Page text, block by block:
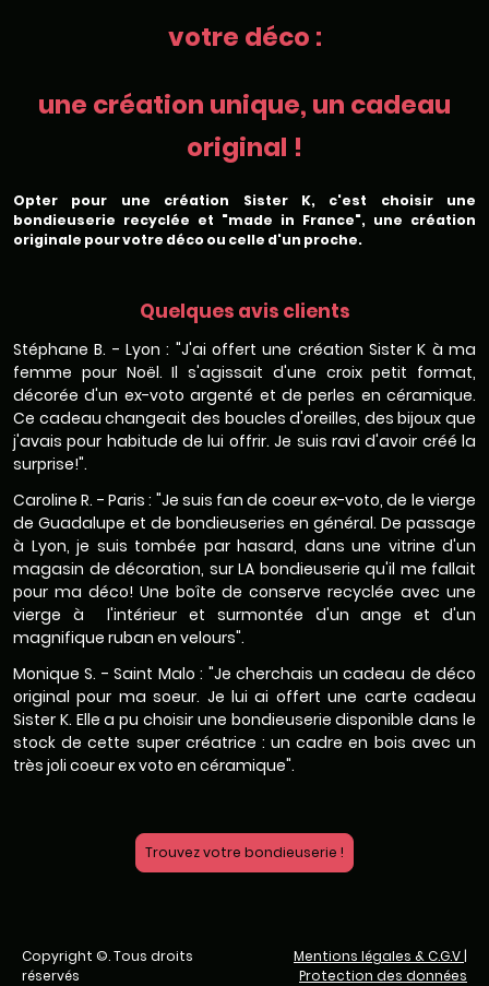
votre déco :
une création unique, un cadeau
original !
Opter pour une création Sister K, c'est choisir une
bondieuserie recyclée et "made in France", une création
originale pour votre déco ou celle d'un proche.
Quelques avis clients
Stéphane B. - Lyon : "J'ai offert une création Sister K à ma
femme pour Noël. Il s'agissait d'une croix petit format,
décorée d'un ex-voto argenté et de perles en céramique.
Ce cadeau changeait des boucles d'oreilles, des bijoux que
j'avais pour habitude de lui offrir. Je suis ravi d'avoir créé la
surprise!".
Caroline R. - Paris : "Je suis fan de coeur ex-voto, de le vierge
de Guadalupe et de bondieuseries en général. De passage
à Lyon, je suis tombée par hasard, dans une vitrine d'un
magasin de décoration, sur LA bondieuserie qu'il me fallait
pour ma déco! Une boîte de conserve recyclée avec une
vierge à l'intérieur et surmontée d'un ange et d'un
magnifique ruban en velours".
Monique S. - Saint Malo : "Je cherchais un cadeau de déco
original pour ma soeur. Je lui ai offert une carte cadeau
Sister K. Elle a pu choisir une bondieuserie disponible dans le
stock de cette super créatrice : un cadre en bois avec un
très joli coeur ex voto en céramique".
Trouvez votre bondieuserie !
Copyright ©. Tous droits
réservés
Mentions légales & C.G.V |
Protection des données